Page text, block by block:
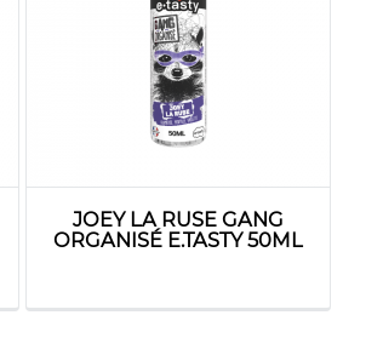
JOEY LA RUSE GANG
ORGANISÉ E.TASTY 50ML